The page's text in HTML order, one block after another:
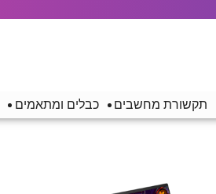
תקשורת מחשבים כבלים ומתאמים